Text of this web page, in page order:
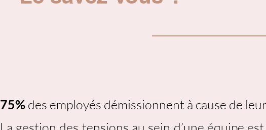
75%des employés démissionnent à cause de